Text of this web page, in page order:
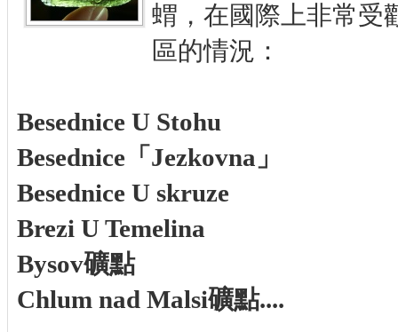
蝟，在國際上非常受
區的情況：
Besednice U Stohu
Besednice「Jezkovna」
Besednice U skruze
Brezi U Temelina
Bysov礦點
Chlum nad Malsi礦點....